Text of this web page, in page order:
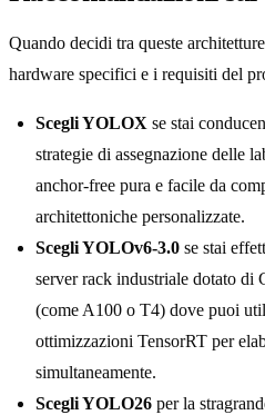
Quando decidi tra queste
hardware specifici e i requisiti del
Scegli YOLOX se stai
strategie di assegnazione delle
anchor-free pura e facile da
architettoniche personalizzate.
Scegli YOLOv6-3.0 se stai
server rack industriale dotato
(come A100 o T4) dove puoi
ottimizzazioni TensorRT per
simultaneamente.
Scegli YOLO26 per la